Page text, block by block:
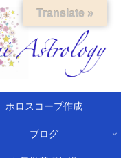
ホロスコープ作成
ブログ
Translate »